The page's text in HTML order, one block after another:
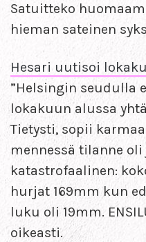
Satuitteko
hieman sateinen
Hesari uutisoi
”Helsingin seudulla
lokakuun alussa
Tietysti, sopii
mennessä tilanne
katastrofaalinen:
hurjat 169mm kun
luku oli 19mm.
oikeasti.